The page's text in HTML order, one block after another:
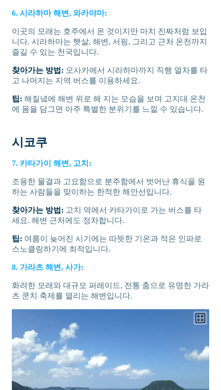
6. 시라하마 해변, 와카야마:
이곳의 모래는 호주에서 온 것이지만 마치 진짜처럼 보입
니다. 시라하마는 햇살, 해변, 서핑, 그리고 근처 온천까지
즐길 수 있는 천국입니다.
찾아가는 방법: 오사카에서 시라하마까지 직행 열차를 타
고 나머지는 지역 버스를 이용하세요.
팁: 해질녘에 해변 위로 해 지는 모습을 보며 고지대 온천
에 몸을 담그면 아주 특별한 분위기를 느낄 수 있습니다.
시코쿠
7. 카타가이 해변, 고치:
조용한 물결과 고요함으로 분주함에서 벗어난 휴식을 원
하는 사람들을 맞이하는 한적한 해안선입니다.
찾아가는 방법: 고치 역에서 카타가이로 가는 버스를 타
세요. 해변 근처에도 정차합니다.
팁: 여름이 늦어진 시기에는 따뜻한 기온과 적은 인파로
스노클링하기에 최적입니다.
8. 가라츠 해변, 사가:
화려한 모래와 대규모 퍼레이드, 전통 춤으로 유명한 가라
츠 쿤치 축제를 열리는 해변입니다.